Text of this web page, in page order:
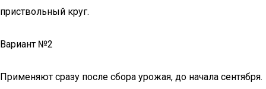
приствольный круг.
Вариант №2
Применяют сразу после сбора урожая, до начала сентября.